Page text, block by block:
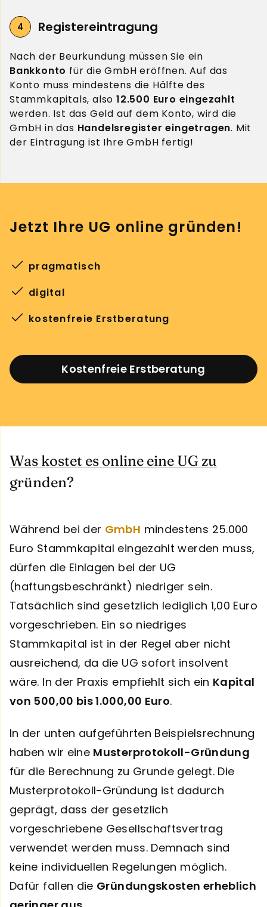
Registereintragung
Nach der Beurkundung müssen Sie ein
Bankkonto für die GmbH eröffnen. Auf das
Konto muss mindestens die Hälfte des
Stammkapitals, also12.500 Euro eingezahlt
werden. Ist das Geld auf dem Konto, wird die
GmbH in das Handelsregister eingetragen. Mit
der Eintragung ist Ihre GmbH fertig!
Jetzt Ihre UG online gründen!
pragmatisch
digital
kostenfreie Erstberatung
Kostenfreie Erstberatung
Was kostet es online eine UG zu
gründen?
Während bei der GmbH mindestens 25.000
Euro Stammkapital eingezahlt werden muss,
dürfen die Einlagen bei der UG
(haftungsbeschränkt) niedriger sein.
Tatsächlich sind gesetzlich lediglich 1,00 Euro
vorgeschrieben. Ein so niedriges
Stammkapital ist in der Regel aber nicht
ausreichend, da die UG sofort insolvent
wäre. In der Praxis empfiehlt sich ein Kapital
von 500,00 bis 1.000,00 Euro.
In der unten aufgeführten Beispielsrechnung
haben wir eine Musterprotokoll-Gründung
für die Berechnung zu Grunde gelegt. Die
Musterprotokoll-Gründung ist dadurch
geprägt, dass der gesetzlich
vorgeschriebene Gesellschaftsvertrag
verwendet werden muss. Demnach sind
keine individuellen Regelungen möglich.
Dafür fallen die Gründungskosten erheblich